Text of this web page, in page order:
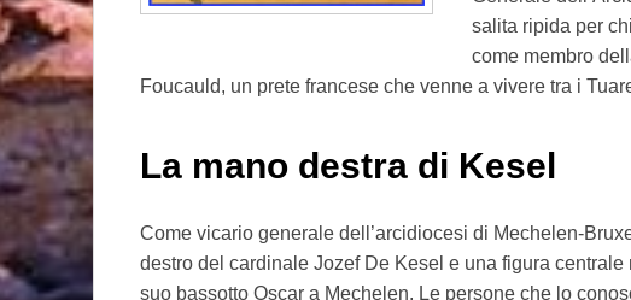
salita ripida per
come membro
Foucauld, un prete francese che venne a vivere tra i
La mano destra di Kesel
Come vicario generale dell’arcidiocesi di Mechelen-
destro del cardinale Jozef De Kesel e una figura centrale
suo bassotto Oscar a Mechelen. Le persone che lo